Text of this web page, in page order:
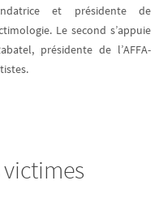
et présidente de
Le second s’appuie
présidente de l’AFFA-